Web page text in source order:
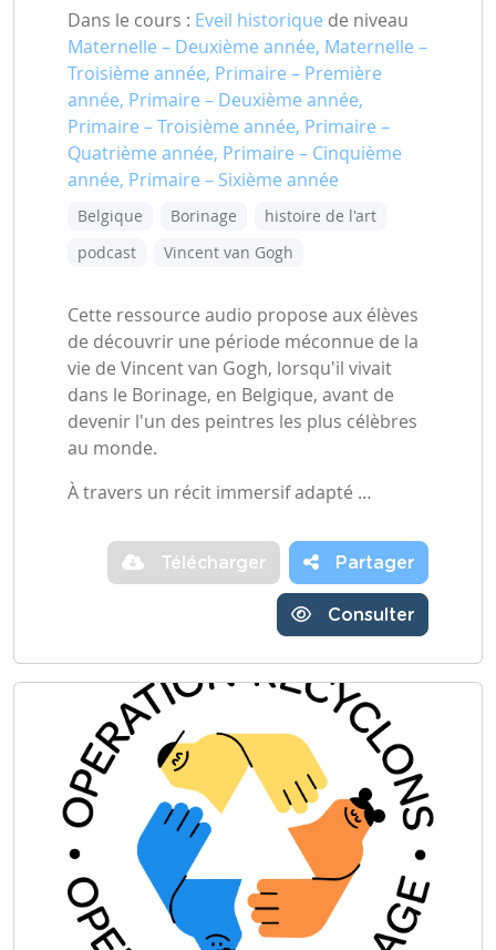
Dans le cours : Eveil historique de niveau
Maternelle – Deuxième année, Maternelle –
Troisième année, Primaire – Première
année, Primaire – Deuxième année,
Primaire – Troisième année, Primaire –
Quatrième année, Primaire – Cinquième
année, Primaire – Sixième année
Belgique Borinage
histoire de l'art
podcast
Vincent van Gogh
Cette ressource audio propose aux élèves
de découvrir une période méconnue de la
vie de Vincent van Gogh, lorsqu'il vivait
dans le Borinage, en Belgique, avant de
devenir l'un des peintres les plus célèbres
au monde.
À travers un récit immersif adapté …
Télécharger Partager
Consulter